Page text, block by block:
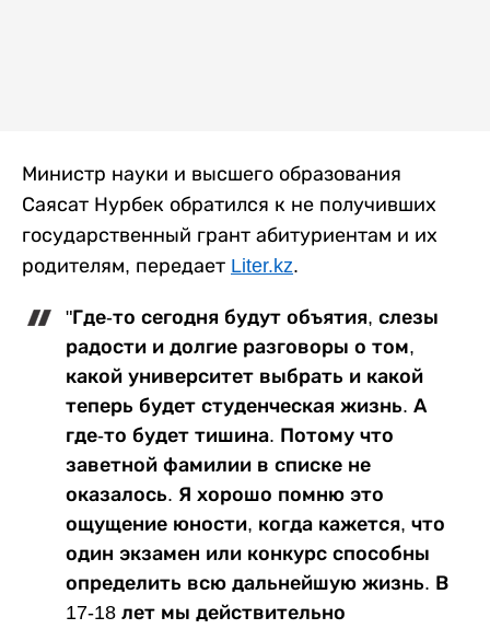
Министр науки и высшего образования
Саясат Нурбек обратился к не получивших
государственный грант абитуриентам и их
родителям, передает Liter.kz.
"Где-то сегодня будут объятия, слезы
радости и долгие разговоры о том,
какой университет выбрать и какой
теперь будет студенческая жизнь. А
где-то будет тишина. Потому что
заветной фамилии в списке не
оказалось. Я хорошо помню это
ощущение юности, когда кажется, что
один экзамен или конкурс способны
определить всю дальнейшую жизнь. В
17-18 лет мы действительно